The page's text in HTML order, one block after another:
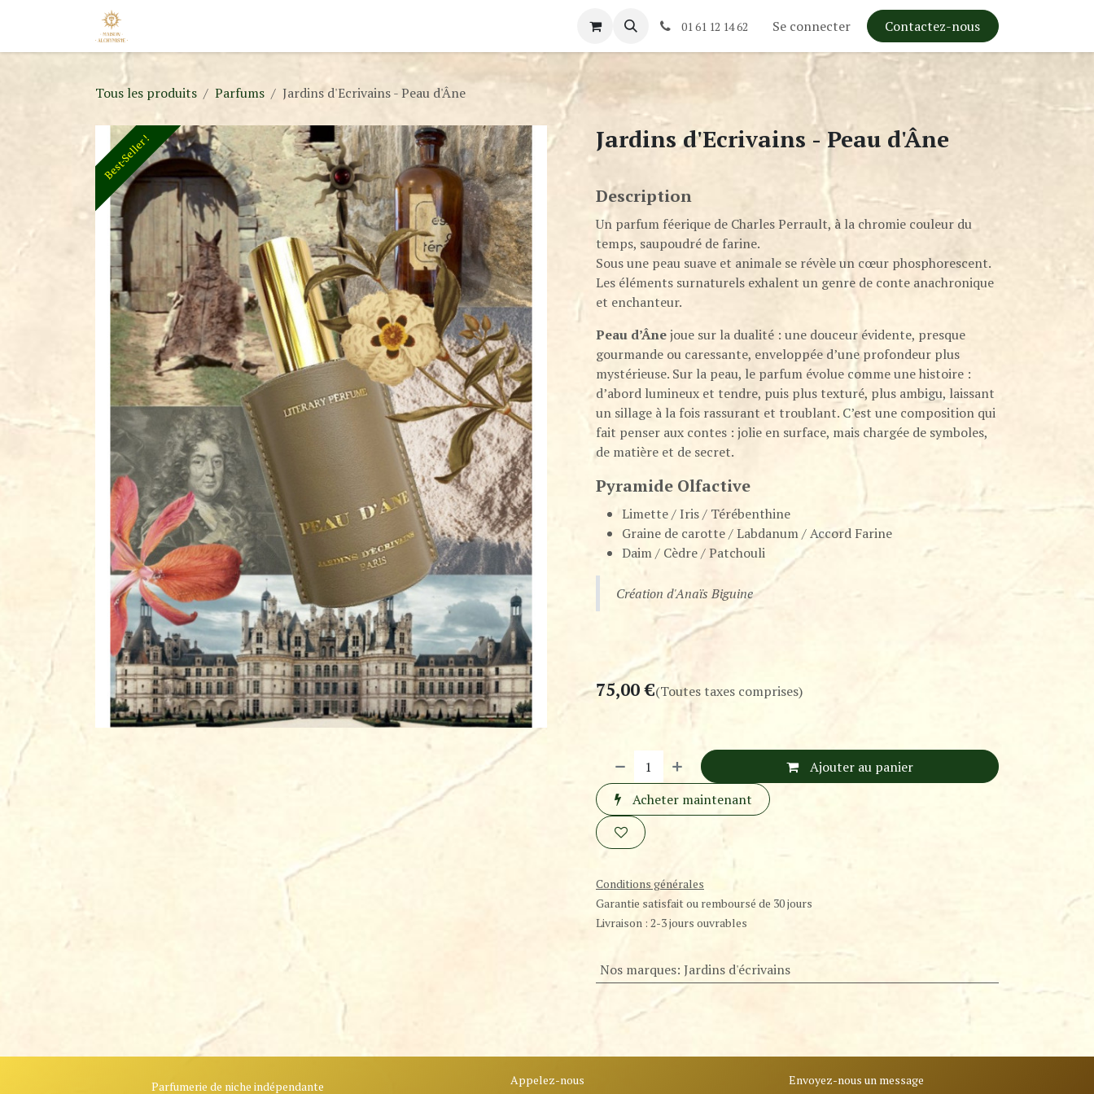
Se rendre au contenu
01 61 12 14 62 Se connecter Contactez-nous
Tous les produits Parfums Jardins d'Ecrivains - Peau d'Âne
Best-Seller ! Jardins d'Ecrivains - Peau d'Âne
Description
Un parfum féerique de Charles Perrault, à la chromie couleur du
temps, saupoudré de farine.
Sous une peau suave et animale se révèle un cœur phosphorescent.
Les éléments surnaturels exhalent un genre de conte anachronique
et enchanteur.
Peau d’Ânejoue sur la dualité : une douceur évidente, presque
gourmande ou caressante, enveloppée d’une profondeur plus
mystérieuse. Sur la peau, le parfum évolue comme une histoire :
d’abord lumineux et tendre, puis plus texturé, plus ambigu, laissant
un sillage à la fois rassurant et troublant. C’est une composition qui
fait penser aux contes : jolie en surface, mais chargée de symboles,
de matière et de secret.
Pyramide Olfactive
Limette / Iris / Térébenthine
Graine de carotte / Labdanum / Accord Farine
Daim / Cèdre / Patchouli
Création d'Anaïs Biguine
75,00€(Toutes taxes comprises)
Ajouter au panier
Acheter maintenant
Conditions générales
Garantie satisfait ou remboursé de 30 jours
Livraison : 2-3 jours ouvrables
Nos marques: Jardins d'écrivains
Parfumerie de niche indépendante
Appelez-nous
Envoyez-nous un message